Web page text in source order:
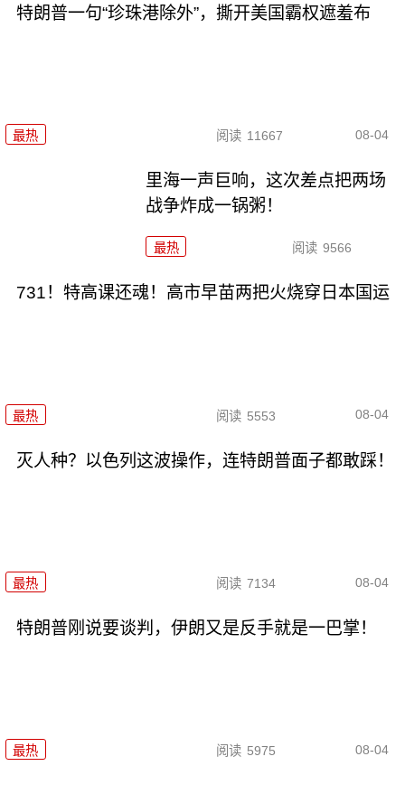
特朗普一句“珍珠港除外”，撕开美国霸权遮羞布
最热 阅读 11667 08-04
里海一声巨响，这次差点把两场
战争炸成一锅粥！
最热 阅读 9566
731！特高课还魂！高市早苗两把火烧穿日本国运
最热 阅读 5553 08-04
灭人种？以色列这波操作，连特朗普面子都敢踩！
最热 阅读 7134 08-04
特朗普刚说要谈判，伊朗又是反手就是一巴掌！
最热 阅读 5975 08-04